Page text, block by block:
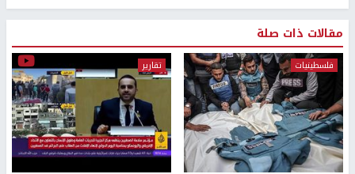
مقالات ذات صلة
فلسطينيات تقارير